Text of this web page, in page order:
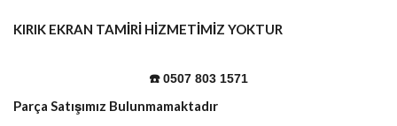
KIRIK EKRAN TAMİRİ HİZMETİMİZ YOKTUR
☎️ 0507 803 1571
Parça Satışımız Bulunmamaktadır